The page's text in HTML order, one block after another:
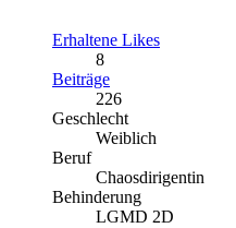
Erhaltene Likes
8
Beiträge
226
Geschlecht
Weiblich
Beruf
Chaosdirigentin
Behinderung
LGMD 2D